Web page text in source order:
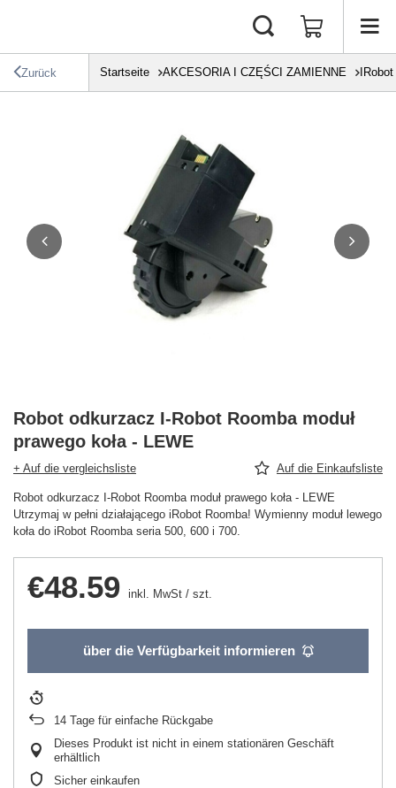
Zurück Startseite AKCESORIA I CZĘŚCI ZAMIENNE IRobot
Robot odkurzacz I-Robot Roomba moduł
prawego koła - LEWE
+ Auf die vergleichsliste Auf die Einkaufsliste
Robot odkurzacz I-Robot Roomba moduł prawego koła - LEWE
Utrzymaj w pełni działającego iRobot Roomba! Wymienny moduł lewego
koła do iRobot Roomba seria 500, 600 i 700.
€48.59 inkl. MwSt / szt.
über die Verfügbarkeit informieren
14 Tage für einfache Rückgabe
Dieses Produkt ist nicht in einem stationären Geschäft
erhältlich
Sicher einkaufen